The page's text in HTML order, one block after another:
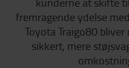
fremragende ydelse
Toyota Traigo80
sikkert, mere